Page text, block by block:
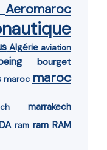
Aeromaroc
Algérie aviation
bourget
maroc maroc
marrakech
ram ram RAM